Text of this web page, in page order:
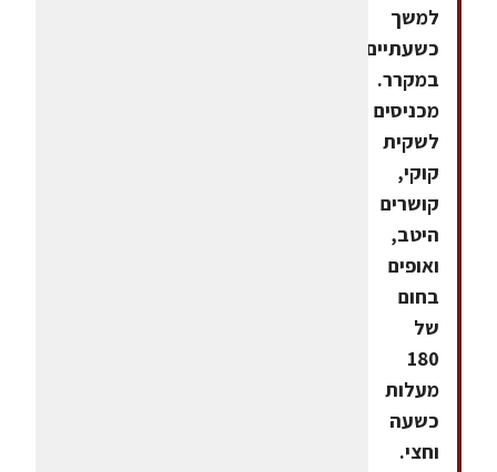
למשך
כשעתיים
במקרר.
מכניסים
לשקית
קוקי,
קושרים
היטב,
ואופים
בחום
של
180
מעלות
כשעה
וחצי.